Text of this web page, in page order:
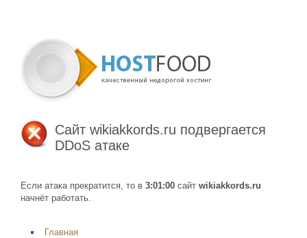
Сайт wikiakkords.ru подвергается
DDoS атаке
Если атака прекратится, то в 3:01:00 сайт wikiakkords.ru
начнёт работать.
Главная